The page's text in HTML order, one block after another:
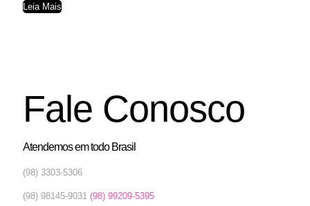
Leia Mais
Fale Conosco
Atendemos em todo Brasil
(98) 3303-5306
(98) 98145-9031 (98) 99209-5395